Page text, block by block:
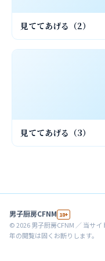
見ててあげる（2）
見ててあげる（3）
男子厨房CFNM 18+
©2026男子厨房CFNM ／ 当サ
年の閲覧は固くお断りします。